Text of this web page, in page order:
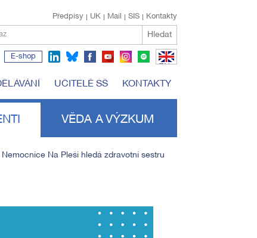
Kontakty
SIS
Mail
UK
Předpisy
Hledat
E-shop
EN
UČITELÉ SŠ KONTAKTY
VĚDA A VÝZKUM
Nemocnice Na Pleši hledá zdravotní sestru